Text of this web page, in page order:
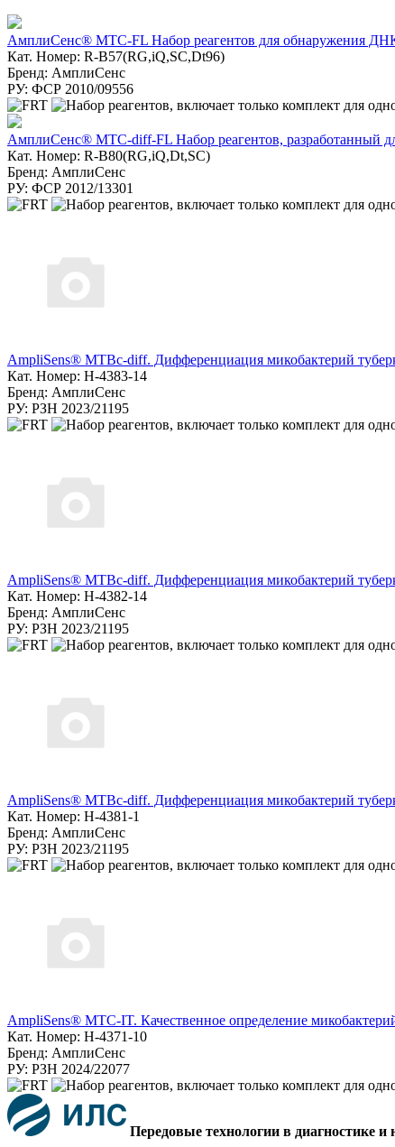
АмплиСенс® MTC-FL Набор реагентов для обнаружения ДНК
Кат. Номер: R-B57(RG,iQ,SC,Dt96)
Бренд: АмплиСенс
РУ: ФСР 2010/09556
АмплиСенс® MTC-diff-FL Набор реагентов, разработанный
Кат. Номер: R-B80(RG,iQ,Dt,SC)
Бренд: АмплиСенс
РУ: ФСР 2012/13301
AmpliSens® MTBc-diff. Дифференциация микобактерий
Кат. Номер: H-4383-14
Бренд: АмплиСенс
РУ: РЗН 2023/21195
AmpliSens® MTBc-diff. Дифференциация микобактерий
Кат. Номер: H-4382-14
Бренд: АмплиСенс
РУ: РЗН 2023/21195
AmpliSens® MTBc-diff. Дифференциация микобактерий
Кат. Номер: H-4381-1
Бренд: АмплиСенс
РУ: РЗН 2023/21195
AmpliSens® МТС-IT. Качественное определение
Кат. Номер: H-4371-10
Бренд: АмплиСенс
РУ: РЗН 2024/22077
Передовые технологии в диагностике и